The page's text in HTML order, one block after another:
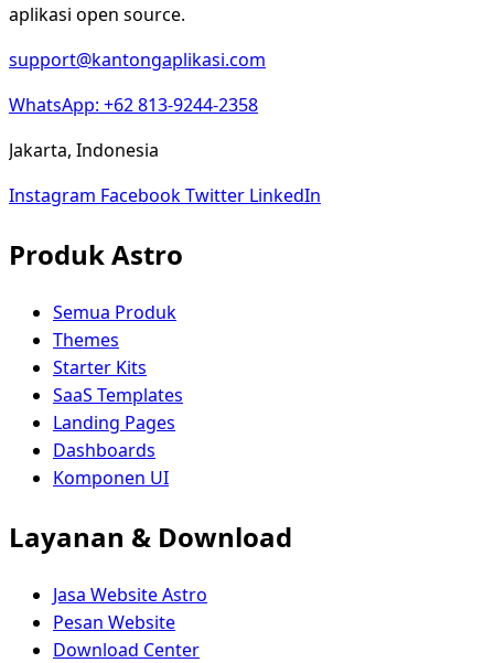
aplikasi open source.
support@kantongaplikasi.com
WhatsApp: +62 813-9244-2358
Jakarta, Indonesia
Instagram FacebookTwitter LinkedIn
Produk Astro
Semua Produk
Themes
Starter Kits
SaaS Templates
Landing Pages
Dashboards
Komponen UI
Layanan & Download
Jasa Website Astro
Pesan Website
Download Center